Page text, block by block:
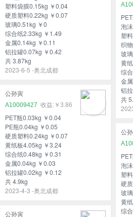
塑料袋膜0.15kg ￥0.04
硬质塑料0.22kg ￥0.07
玻璃0.51kg ￥0
综合纸2.33kg ￥1.49
金属0.14kg ￥0.11
铝拉罐0.07kg ￥0.42
共 3.87kg
2023-6-5 -奥北成都
泡
塑
织
玻
黄
综
金
铝
共
公孙寅
A10009427
￥3.86
PET瓶0.03kg ￥0.04
PE瓶0.04kg ￥0.05
硬质塑料0.24kg ￥0.07
黄纸板4.05kg ￥3.24
综合纸0.48kg ￥0.31
金属0.04kg ￥0.03
铝拉罐0.02kg ￥0.12
共 4.9kg
2023-4-3 -奥北成都
公
泡
塑
硬
玻
黄
综
公孙寅